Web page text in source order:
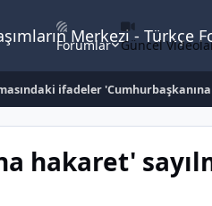
Merkezi -
Forumlar Güncel
ifadeler 'Cumhurbaşkanına
hakaret'